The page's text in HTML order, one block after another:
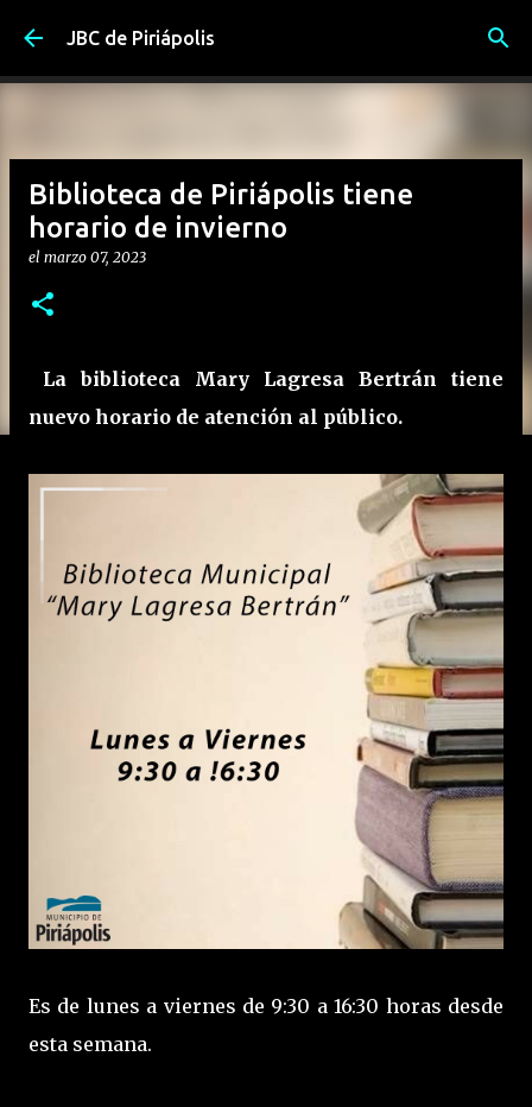
Ir al contenido principal
JBC de Piriápolis
Biblioteca de Piriápolis tiene
horario de invierno
el marzo 07, 2023
Labiblioteca Mary Lagresa Bertrán tiene
nuevo horario de atención al público.
Es de lunes a viernes de 9:30 a 16:30 horas desde
esta semana.